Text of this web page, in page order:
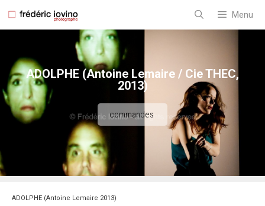
Menu
ADOLPHE (Antoine Lemaire / Cie THEC,
2013)
commandes
ADOLPHE (Antoine Lemaire 2013)